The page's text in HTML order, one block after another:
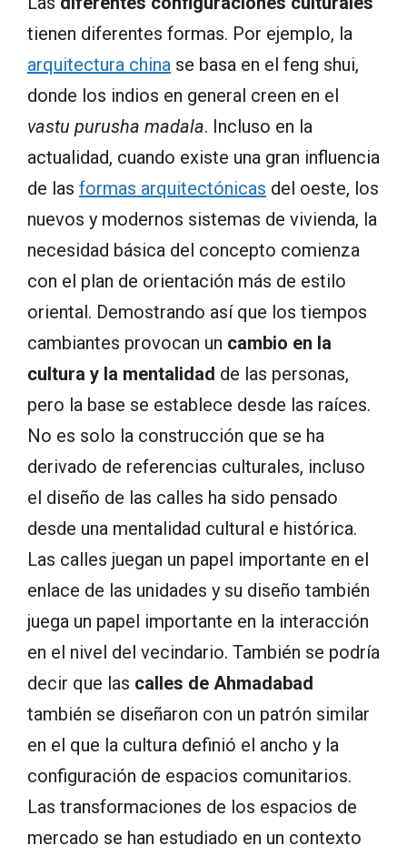
tienen diferentes formas. Por ejemplo, la
arquitectura china se basa en el feng shui,
donde los indios en general creen en el
vastu purusha madala. Incluso en la
actualidad, cuando existe una gran influencia
de las formas arquitectónicas del oeste, los
nuevos y modernos sistemas de vivienda, la
necesidad básica del concepto comienza
con el plan de orientación más de estilo
oriental. Demostrando así que los tiempos
cambiantes provocan un cambio en la
cultura y la mentalidad de las personas,
pero la base se establece desde las raíces.
No es solo la construcción que se ha
derivado de referencias culturales, incluso
el diseño de las calles ha sido pensado
desde una mentalidad cultural e histórica.
Las calles juegan un papel importante en el
enlace de las unidades y su diseño también
juega un papel importante en la interacción
en el nivel del vecindario. También se podría
decir que las calles de Ahmadabad
también se diseñaron con un patrón similar
en el que la cultura definió el ancho y la
configuración de espacios comunitarios.
Las transformaciones de los espacios de
mercado se han estudiado en un contexto